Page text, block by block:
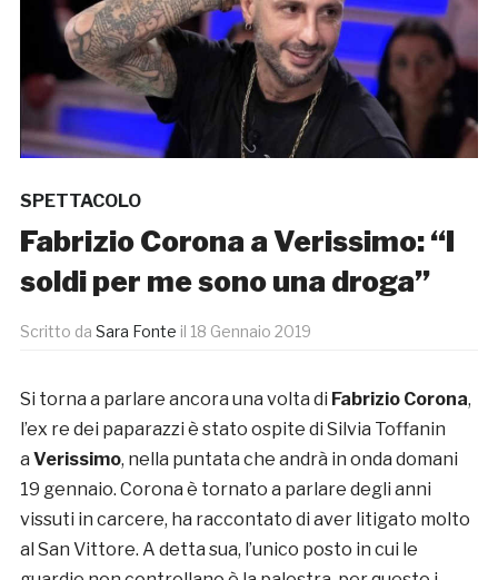
SPETTACOLO
Fabrizio Corona a Verissimo: “I
soldi per me sono una droga”
Scritto da Sara Fonte il 18 Gennaio 2019
Si torna a parlare ancora una volta di Fabrizio Corona,
l’ex re dei paparazzi è stato ospite di Silvia Toffanin
a Verissimo, nella puntata che andrà in onda domani
19 gennaio. Corona è tornato a parlare degli anni
vissuti in carcere, ha raccontato di aver litigato molto
al San Vittore. A detta sua, l’unico posto in cui le